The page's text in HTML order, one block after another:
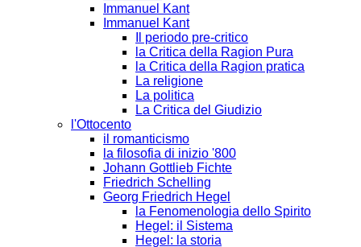
Immanuel Kant
Immanuel Kant
Il periodo pre-critico
la Critica della Ragion Pura
la Critica della Ragion pratica
La religione
La politica
La Critica del Giudizio
l'Ottocento
il romanticismo
la filosofia di inizio '800
Johann Gottlieb Fichte
Friedrich Schelling
Georg Friedrich Hegel
la Fenomenologia dello Spirito
Hegel: il Sistema
Hegel: la storia